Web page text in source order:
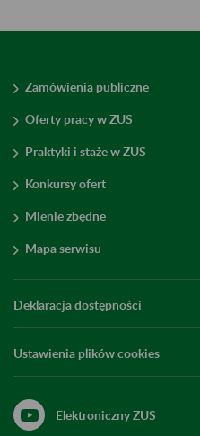
Zamówienia publiczne
Oferty pracy w ZUS
Praktyki i staże w ZUS
Konkursy ofert
Mienie zbędne
Mapa serwisu
Deklaracja dostępności
Ustawienia plików cookies
Elektroniczny ZUS